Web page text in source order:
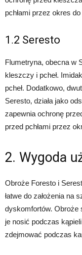
pchłami przez okres
1.2 Seresto
Flumetryna, obecna w
kleszczy i pcheł.
pcheł. Dodatkowo,
Seresto, działa jako
zapewnia ochronę
przed pchłami przez
2. Wygoda
Obroże Foresto i
łatwe do założenia na
dyskomfortów. Obroże
je nosić podczas
zdejmować podczas